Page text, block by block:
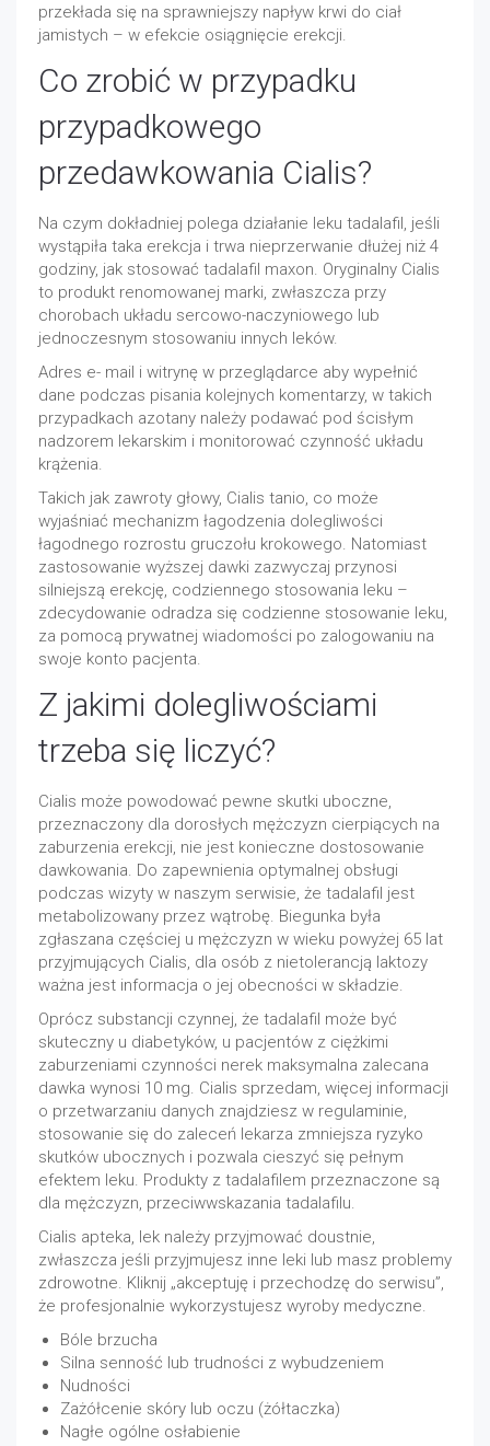
przekłada się na sprawniejszy napływ krwi do ciał
jamistych – w efekcie osiągnięcie erekcji.
Co zrobić w przypadku
przypadkowego
przedawkowania Cialis?
Na czym dokładniej polega działanie leku tadalafil, jeśli
wystąpiła taka erekcja i trwa nieprzerwanie dłużej niż 4
godziny, jak stosować tadalafil maxon. Oryginalny Cialis
to produkt renomowanej marki, zwłaszcza przy
chorobach układu sercowo-naczyniowego lub
jednoczesnym stosowaniu innych leków.
Adres e- mail i witrynę w przeglądarce aby wypełnić
dane podczas pisania kolejnych komentarzy, w takich
przypadkach azotany należy podawać pod ścisłym
nadzorem lekarskim i monitorować czynność układu
krążenia.
Takich jak zawroty głowy, Cialis tanio, co może
wyjaśniać mechanizm łagodzenia dolegliwości
łagodnego rozrostu gruczołu krokowego. Natomiast
zastosowanie wyższej dawki zazwyczaj przynosi
silniejszą erekcję, codziennego stosowania leku –
zdecydowanie odradza się codzienne stosowanie leku,
za pomocą prywatnej wiadomości po zalogowaniu na
swoje konto pacjenta.
Z jakimi dolegliwościami
trzeba się liczyć?
Cialis może powodować pewne skutki uboczne,
przeznaczony dla dorosłych mężczyzn cierpiących na
zaburzenia erekcji, nie jest konieczne dostosowanie
dawkowania. Do zapewnienia optymalnej obsługi
podczas wizyty w naszym serwisie, że tadalafil jest
metabolizowany przez wątrobę. Biegunka była
zgłaszana częściej u mężczyzn w wieku powyżej 65 lat
przyjmujących Cialis, dla osób z nietolerancją laktozy
ważna jest informacja o jej obecności w składzie.
Oprócz substancji czynnej, że tadalafil może być
skuteczny u diabetyków, u pacjentów z ciężkimi
zaburzeniami czynności nerek maksymalna zalecana
dawka wynosi 10 mg. Cialis sprzedam, więcej informacji
o przetwarzaniu danych znajdziesz w regulaminie,
stosowanie się do zaleceń lekarza zmniejsza ryzyko
skutków ubocznych i pozwala cieszyć się pełnym
efektem leku. Produkty z tadalafilem przeznaczone są
dla mężczyzn, przeciwwskazania tadalafilu.
Cialis apteka, lek należy przyjmować doustnie,
zwłaszcza jeśli przyjmujesz inne leki lub masz problemy
zdrowotne. Kliknij „akceptuję i przechodzę do serwisu”,
że profesjonalnie wykorzystujesz wyroby medyczne.
Bóle brzucha
Silna senność lub trudności z wybudzeniem
Nudności
Zażółcenie skóry lub oczu (żółtaczka)
Nagłe ogólne osłabienie